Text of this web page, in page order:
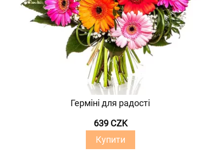
Герміні для радості
639 CZK
Купити